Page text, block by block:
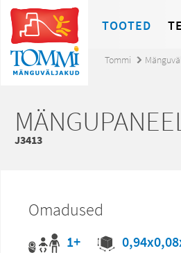
TOOTED
Tommi
J3413
Omadused
1+